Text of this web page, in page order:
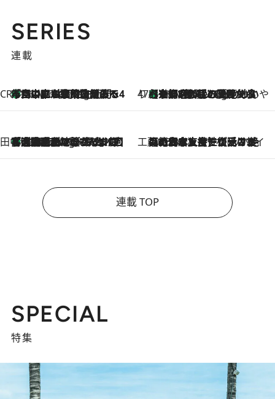
SERIES
連載
CREA'S CHOICE
46 Minutes Ago
「立川にも歌舞伎があるんだよ」 片岡仁左衛門・市川中車ら豪華座組みで4年目の立川立飛歌舞伎へ 47都道府県の手みやげ ひんやりスイーツで夏を満喫
46 Minutes Ago
【京都府】この夏絶対食べたい 冷やしておいしいおやつ3選 ひと口目から心を掴む新緑のテリーヌ
田中稲の勝手に再ブーム
5 Hours Ago
「湘南乃風に憧れて」観客大盛上がりの“タオル回し”に、ラッパー顔負けの高速歌唱まで…さだまさし（74）のアグレッシブすぎる現在地 工藤まやのおもてなしハワイ
2026.8.6
【ハワイ土産】ローカルの絶大な支持で復活！ 絶品の幻クッキー《元ファンの日本人女性が受け継いだ名店》
連載 TOP
SPECIAL
特集